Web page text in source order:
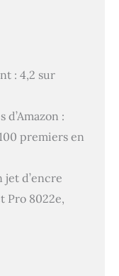
: 4,2 sur
:
premiers en
d’encre
Pro 8022e,